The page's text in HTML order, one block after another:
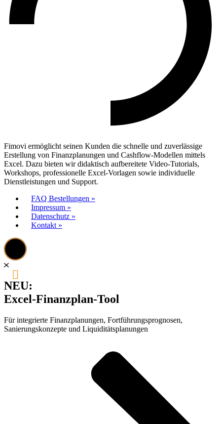
Fimovi ermöglicht seinen Kunden die schnelle und zuverlässige
Erstellung von Finanzplanungen und Cashflow-Modellen mittels
Excel. Dazu bieten wir didaktisch aufbereitete Video-Tutorials,
Workshops, professionelle Excel-Vorlagen sowie individuelle
Dienstleistungen und Support.
FAQ Bestellungen »
Impressum »
Datenschutz »
Kontakt »
NEU:
Excel-Finanzplan-Tool
Für integrierte Finanzplanungen, Fortführungsprognosen,
Sanierungskonzepte und Liquiditätsplanungen